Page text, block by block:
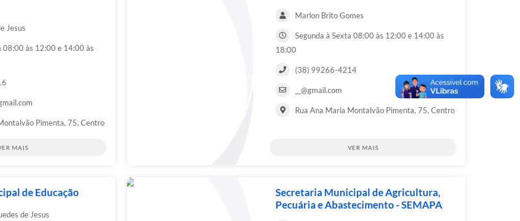
Jesus
08:00 às 12:00 e 14:00 às
Pimenta, 75, Centro
MAIS
Marlon Brito Gomes
Segunda à Sexta 08:00 às 12:00 e 14:00 às
18:00
(38) 99266-4214
__@gmail.com
Rua Ana Maria Montalvão Pimenta, 75, Centro
VER MAIS
de Educação
de Jesus
Secretaria Municipal de Agricultura,
Pecuária e Abastecimento - SEMAPA